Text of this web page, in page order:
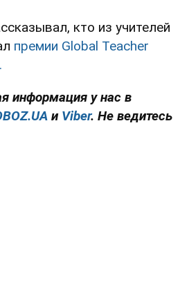
кто из учителей
премии Global Teacher
информация у нас в
и Viber. Не ведитесь